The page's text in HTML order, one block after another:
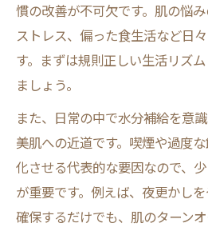
発酵食品を活用した
美肌に必要な成分を
敏感肌も安心の美肌ケア
美肌になるには低刺
お金をかけずに叶え
赤ちゃん肌を守る美
美肌知識を活かした
慣の改善が不可欠です。肌の悩
ストレス、偏った食生活など日
す。まずは規則正しい生活リズ
ましょう。
また、日常の中で水分補給を意
美肌への近道です。喫煙や過度
化させる代表的な要因なので、
が重要です。例えば、夜更かし
確保するだけでも、肌のターン